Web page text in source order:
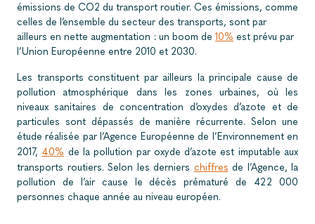
émissions de CO2 du transport routier. Ces émissions, comme
celles de l’ensemble du secteur des transports, sont par
ailleurs en nette augmentation : un boom de10% est prévu par
l’Union Européenne entre 2010 et 2030.
Les transports constituent par ailleurs la principale cause de
pollution atmosphérique dans les zones urbaines, où les
niveaux sanitaires de concentration d’oxydes d’azote et de
particules sont dépassés de manière récurrente. Selon une
étude réalisée par l’Agence Européenne de l’Environnement en
2017, 40% de la pollution par oxyde d’azote est imputable aux
transports routiers. Selon les derniers chiffres de l’Agence, la
pollution de l’air cause le décès prématuré de 422 000
personnes chaque année au niveau européen.